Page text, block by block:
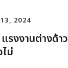
13, 2024
รงงานต่างด้าว
ม่